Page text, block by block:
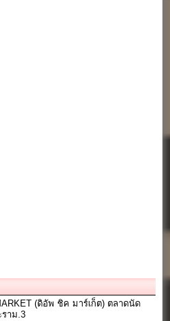
(ดิอัพ ชิค มาร์เก็ต) ตลาดนัด
าม.3